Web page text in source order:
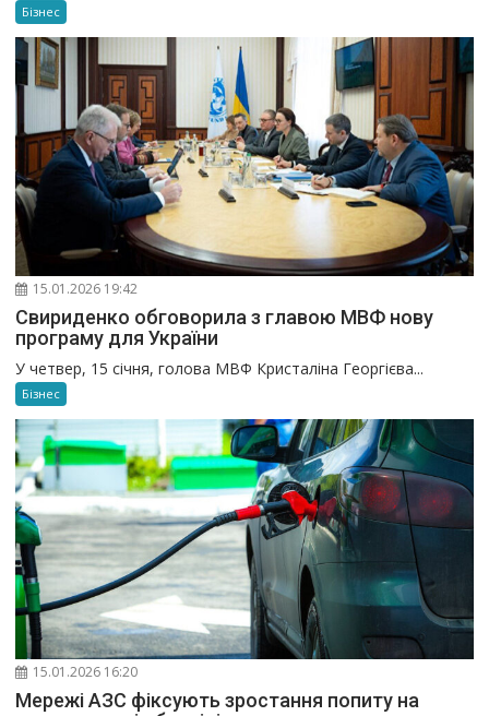
Бізнес
15.01.2026 19:42
Свириденко обговорила з главою МВФ нову
програму для України
У четвер, 15 січня, голова МВФ Кристаліна Георгієва...
Бізнес
15.01.2026 16:20
Мережі АЗС фіксують зростання попиту на